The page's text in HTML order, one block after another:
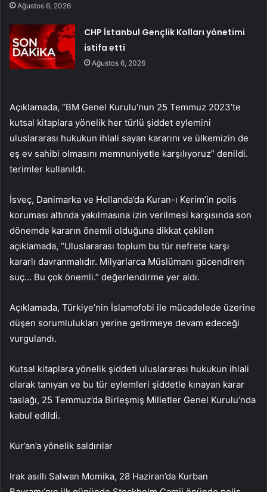
Ağustos 6, 2026
CHP İstanbul Gençlik Kolları yönetimi
istifa etti
Ağustos 6, 2026
Açıklamada, “BM Genel Kurulu’nun 25 Temmuz 2023’te
kutsal kitaplara yönelik her türlü şiddet eylemini
uluslararası hukukun ihlali sayan kararını ve ülkemizin de
eş ev sahibi olmasını memnuniyetle karşılıyoruz” denildi.
terimler kullanıldı.
İsveç, Danimarka ve Hollanda’da Kuran-ı Kerim’in polis
koruması altında yakılmasına izin verilmesi karşısında son
dönemde kararın önemli olduğuna dikkat çekilen
açıklamada, “Uluslararası toplum bu tür nefrete karşı
kararlı davranmalıdır. Milyarlarca Müslümanı gücendiren
suç… Bu çok önemli.” değerlendirme yer aldı.
Açıklamada, Türkiye’nin İslamofobi ile mücadelede üzerine
düşen sorumlulukları yerine getirmeye devam edeceği
vurgulandı.
Kutsal kitaplara yönelik şiddeti uluslararası hukukun ihlali
olarak tanıyan ve bu tür eylemleri şiddetle kınayan karar
taslağı, 25 Temmuz’da Birleşmiş Milletler Genel Kurulu’nda
kabul edildi.
Kur’an’a yönelik saldırılar
Irak asıllı Salwan Momika, 28 Haziran’da Kurban